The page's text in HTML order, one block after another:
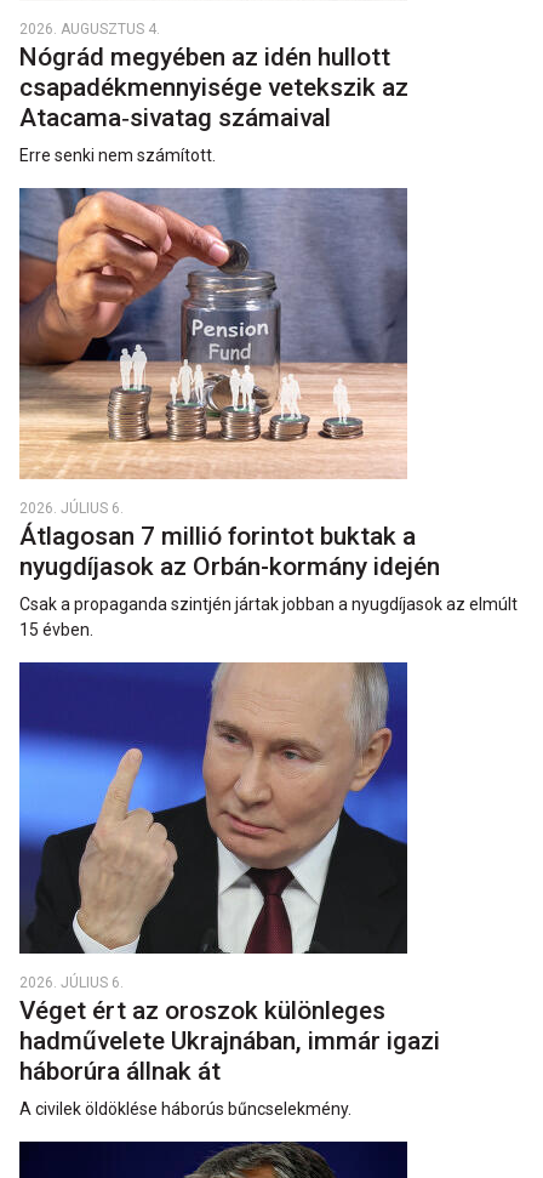
2026. AUGUSZTUS 4.
Nógrád megyében az idén hullott
csapadékmennyisége vetekszik az
Atacama‑sivatag számaival
Erre senki nem számított.
2026. JÚLIUS 6.
Átlagosan 7 millió forintot buktak a
nyugdíjasok az Orbán-kormány idején
Csak a propaganda szintjén jártak jobban a nyugdíjasok az elmúlt
15 évben.
2026. JÚLIUS 6.
Véget ért az oroszok különleges
hadművelete Ukrajnában, immár igazi
háborúra állnak át
A civilek öldöklése háborús bűncselekmény.